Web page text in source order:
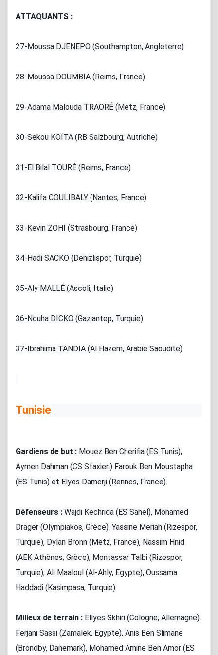
ATTAQUANTS :
27-Moussa DJENEPO (Southampton, Angleterre)
28-Moussa DOUMBIA (Reims, France)
29-Adama Malouda TRAORÉ (Metz, France)
30-Sekou KOÏTA (RB Salzbourg, Autriche)
31-El Bilal TOURÉ (Reims, France)
32-Kalifa COULIBALY (Nantes, France)
33-Kevin ZOHI (Strasbourg, France)
34-Hadi SACKO (Denizlispor, Turquie)
35-Aly MALLÉ (Ascoli, Italie)
36-Nouha DICKO (Gaziantep, Turquie)
37-Ibrahima TANDIA (Al Hazem, Arabie Saoudite)
Tunisie
Gardiens de but : Mouez Ben Cherifia (ES Tunis),
Aymen Dahman (CS Sfaxien) Farouk Ben Moustapha
(ES Tunis) et Elyes Damerji (Rennes, France).
Défenseurs : Wajdi Kechrida (ES Sahel), Mohamed
Dräger (Olympiakos, Grèce), Yassine Meriah (Rizespor,
Turquie), Dylan Bronn (Metz, France), Nassim Hnid
(AEK Athènes, Grèce), Montassar Talbi (Rizespor,
Turquie), Ali Maaloul (Al-Ahly, Egypte), Oussama
Haddadi (Kasimpasa, Turquie).
Milieux de terrain : Ellyes Skhiri (Cologne, Allemagne),
Ferjani Sassi (Zamalek, Egypte), Anis Ben Slimane
(Brondby, Danemark), Mohamed Amine Ben Amor (ES